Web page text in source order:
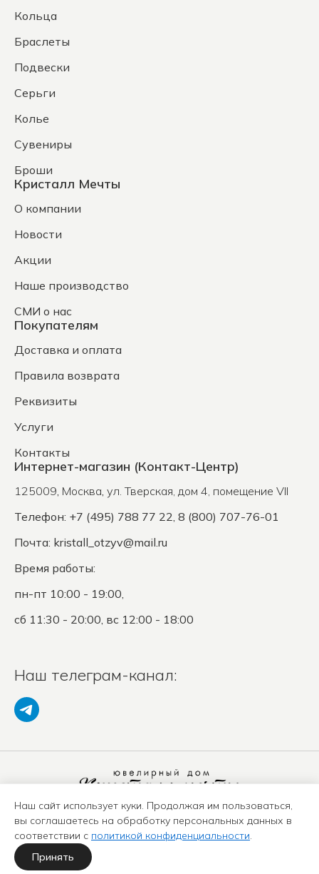
Кольца
Браслеты
Подвески
Серьги
Колье
Сувениры
Броши
Кристалл Мечты
О компании
Новости
Акции
Наше производство
СМИ о нас
Покупателям
Доставка и оплата
Правила возврата
Реквизиты
Услуги
Контакты
Интернет-магазин (Контакт-Центр)
125009, Москва, ул. Тверская, дом 4, помещение VII
Телефон: +7 (495) 788 77 22, 8 (800) 707-76-01
Почта: kristall_otzyv@mail.ru
Время работы:
пн-пт 10:00 - 19:00,
сб 11:30 - 20:00, вс 12:00 - 18:00
Наш телеграм-канал:
Политика конфиденциальности
Положение о защите ПД
Оферта
Политика использования куки-файлов
Наш сайт использует куки. Продолжая им пользоваться,
вы соглашаетесь на обработку персональных данных в
соответствии с политикой конфиденциальности.
Принять